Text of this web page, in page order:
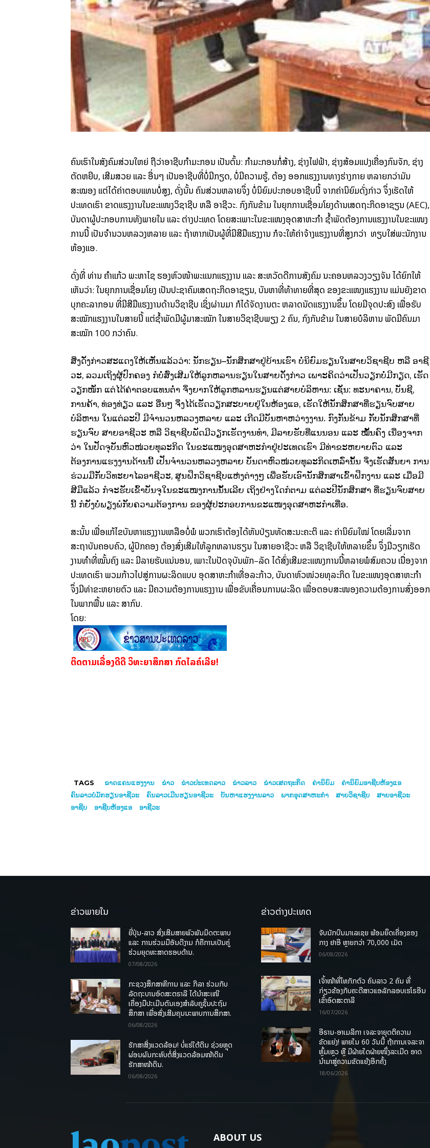
ຄົນເຮົາໃນສັງຄົມສ່ວນໃຫຍ່ ຖືວ່າອາຊີບກຳມະກອນ ເປັນຕົ້ນ: ກຳມະກອນກໍ່ສ້າງ, ຊ່າງໄຟຟ້າ, ຊ່າງສ້ອມແປງເຄື່ອງກົນຈັກ, ຊ່າງ
ຕັດຫຍີບ, ເສີມສວຍ ແລະ ອື່ນໆ ເປັນອາຊີບທີ່ບໍ່ມີກຽດ, ບໍ່ມີຄວາມຮູ້, ຕ້ອງ ອອກແຮງງານທາງຮ່າງກາຍ ຫລາຍກວ່າມັນ
ສະໝອງ ແຕ່ໄດ້ຄ່າຕອບແທນບໍ່ສູງ, ດັ່ງນັ້ນ ຄົນສ່ວນຫລາຍຈຶ່ງ ບໍ່ນິຍົມປະກອບອາຊີບນີ້ ຈາກຄ່ານິຍົມດັ່ງກ່າວ ຈຶ່ງເຮັດໃຫ້
ປະເທດເຮົາ ຂາດແຮງງານໃນຂະແໜງວິຊາຊີບ ຫລື ອາຊີວະ. ກົງກັນຂ້າມ ໃນຍຸກການເຊື່ອມໂຍງດ້ານເສດຖະກິດອາຊຽນ (AEC),
ບັນດາຜູ້ປະກອບການທັງພາຍໃນ ແລະ ຕ່າງປະເທດ ໂດຍສະເພາະໃນຂະແໜງອຸດສາຫະກຳ ຊ້ຳພັດຕ້ອງການແຮງງານໃນຂະແໜງ
ການນີ້ ເປັນຈຳນວນຫລວງຫລາຍ ແລະ ຖ້າຫາກເປັນຜູ້ທີ່ມີສີມືແຮງງານ ກໍຈະໃຫ້ຄ່າຈ້າງແຮງງານທີ່ສູງກວ່າ ທຽບໃສ່ພະນັກງານ
ຫ້ອງແອ.
ດັ່ງທີ່ ທ່ານ ຄຳແກ້ວ ພະຫາໄຊ ຮອງຫົວໜ້າພະແນກແຮງງານ ແລະ ສະຫວັດດີການສັງຄົມ ນະຄອນຫລວງວຽງຈັນ ໄດ້ຍົກໃຫ້
ເຫັນວ່າ: ໃນຍຸກການເຊື່ອມໂຍງ ເປັນປະຊາຄົມເສດຖະກິດອາຊຽນ, ບັນຫາທີ່ທ້າທາຍທີ່ສຸດ ຂອງຂະແໜງແຮງງານ ແມ່ນຍັງຂາດ
ບຸກຄະລາກອນ ທີ່ມີສີມືແຮງງານດ້ານວິຊາຊີບ ເຊິ່ງຜ່ານມາ ກໍໄດ້ຈັດງານຕະ ຫລາດນັດແຮງງານຂຶ້ນ ໂດຍມີຈຸດປະສົງ ເພື່ອຮັບ
ສະໝັກແຮງງານໃນສາຍນີ້ ແຕ່ຊ້ຳພັດມີຜູ້ມາສະໝັກ ໃນສາຍວິຊາຊີບພຽງ 2 ຄົນ, ກົງກັນຂ້າມ ໃນສາຍບໍລິຫານ ພັດມີຄົນມາ
ສະໝັກ 100 ກວ່າຄົນ.
ສິ່ງດັ່ງກ່າວສະແດງໃຫ້ເຫັນແລ້ວວ່າ: ນັກຮຽນ–ນັກສຶກສາຢູ່ບ້ານເຮົາ ບໍ່ນິຍົມຮຽນໃນສາຍວິຊາຊີບ ຫລື ອາຊີ
ວະ, ລວມເຖິງຜູ້ປົກຄອງ ກໍບໍ່ສົ່ງເສີມໃຫ້ລູກຫລານຮຽນໃນສາຍດັ່ງກ່າວ ເພາະຄິດວ່າເປັນວຽກບໍ່ມີກຽດ, ເຮັດ
ວຽກໜັກ ແຕ່ໄດ້ຄ່າຕອບແທນຕໍ່າ ຈຶ່ງຍາກໃຫ້ລູກຫລານຮຽນແຕ່ສາຍບໍລິຫານ: ເຊັ່ນ: ທະນາຄານ, ບັນຊີ,
ການຄ້າ, ທ່ອງທ່ຽວ ແລະ ອື່ນໆ ຈຶ່ງໄດ້ເຮັດວຽກສະບາຍຢູ່ໃນຫ້ອງແອ, ເຮັດໃຫ້ນັກສຶກສາທີ່ຮຽນຈົບສາຍ
ບໍລິຫານ ໃນແຕ່ລະປີ ມີຈຳນວນຫລວງຫລາຍ ແລະ ເກີດມີບັນຫາຫວ່າງງານ. ກົງກັນຂ້າມ ກັບນັກສຶກສາທີ່
ຮຽນຈົບ ສາຍອາຊີວະ ຫລື ວິຊາຊີບພັດມີວຽກເຮັດງານທຳ, ມີລາຍຮັບທີ່ແນນອນ ແລະ ໝັ້ນຄົງ ເນື່ອງຈາກ
ວ່າ ໃນປັດຈຸບັນຫົວໜ່ວຍທຸລະກິດ ໃນຂະແໜງອຸດສາຫະກຳຢູ່ປະເທດເຮົາ ມີທ່າຂະຫຍາຍຕົວ ແລະ
ຕ້ອງການແຮງງານດ້ານນີ້ ເປັນຈຳນວນຫລວງຫລາຍ ບັນດາຫົວໜ່ວຍທຸລະກິດເຫລົ່ານັ້ນ ຈຶ່ງເຮັດສັນຍາ ການ
ຮ່ວມມືກັບວິທະຍາໄລອາຊີວະ, ສູນຝຶກວິຊາຊີບແຫ່ງຕ່າງໆ ເພື່ອຮັບເອົານັກສຶກສາເຂົ້າຝຶກງານ ແລະ ເມື່ອມີ
ສີມືແລ້ວ ກໍຈະຮັບເຂົ້າບັນຈຸໃນຂະແໜງການນັ້ນເລີຍ ເຖິງຢ່າງໃດກໍຕາມ ແຕ່ລະປີນັກສຶກສາ ທີ່ຮຽນຈົບສາຍ
ນີ້ ກໍຍັງບໍ່ພຽງພໍກັບຄວາມຕ້ອງການ ຂອງຜູ້ປະກອບການຂະແໜງອຸດສາຫະກຳເທື່ອ.
ສະນັ້ນ ເພື່ອແກ້ໄຂບັນຫາແຮງງານເຫລືອບໍ່ພໍ ພວກເຮົາຕ້ອງໄດ້ຫັນປ່ຽນທັດສະນະຄະຕິ ແລະ ຄ່ານິຍົມໃໝ່ໂດຍເລີ່ມຈາກ
ສະຖາບັນຄອບຄົວ, ຜູ້ປົກຄອງ ຕ້ອງສົ່ງເສີມໃຫ້ລູກຫລານຮຽນ ໃນສາຍອາຊີວະ ຫລື ວິຊາຊີບໃຫ້ຫລາຍຂຶ້ນ ຈຶ່ງມີວຽກເຮັດ
ງານທຳທີ່ໝັ້ນຄົງ ແລະມີລາຍຮັບແນ່ນອນ, ເພາະໃນປັດຈຸບັນພັກ–ລັດ ໄດ້ສົ່ງເສີມຂະແໜງການນີ້ຫລາຍພໍສົມຄວນ ເນື່ອງຈາກ
ປະເທດເຮົາ ພວມກ້າວໄປສູ່ການຜະລິດແບບ ອຸດສາຫະກຳເທື່ອລະກ້າວ, ບັນດາຫົວໜ່ວຍທຸລະກິດ ໃນຂະແໜງອຸດສາຫະກຳ
ຈຶ່ງມີທ່າຂະຫຍາຍຕົວ ແລະມີຄວາມຕ້ອງການແຮງງານ ເພື່ອຂັບເຄື່ອນການຜະລິດ ເພື່ອຕອບສະໜອງຄວາມຕ້ອງການສົ່ງອອກ
ໃນພາກພື້ນ ແລະ ສາກົນ.
ໂດຍ:
ຕິດຕາມເລື່ອງດີດີ ວິທະຍາສຶກສາ ກົດໄລຄ໌ເລີຍ!
TAGS ຂາດແຄນແຮງງານ ຂ່າວ ຂ່າວປະເທດລາວ ຂ່າວລາວ ຂ່າວເສດຖະກິດ ຄ່ານິຍົມ
ຄ່ານິຍົມອາຊີບຫ້ອງແອ
ຄົນລາວບໍ່ມັກຮຽນອາຊີວະ
ຄົນລາວເມີນຮຽນອາຊີວະ ບັນຫາແຮງງານລາວ ພາກອຸດສາຫະກຳ ສາຍວິຊາຊີບ
ສາຍອາຊີວະ
ອາຊີບ
ອາຊີບຫ້ອງແອ ອາຊີວະ
ຂ່າວພາຍໃນ
ຍີ່ປຸ່ນ-ລາວ ສົ່ງເສີມສາຍພົວພັນມິດຕະພາບ
ແລະ ການຮ່ວມມືອັນດີງາມ ກໍຄືການເປັນຄູ່
ຮ່ວມຍຸດທະສາດຮອບດ້ານ.
07/08/2026
ກະຊວງສຶກສາທິການ ແລະ ກິລາ ຮ່ວມກັບ
ລັດຖະບານອົດສະຕຣາລີ ໄດ້ນຳສະເໜີ
ເຄື່ອງມືປະເມີນຕົນເອງສຳລັບຄູຊັ້ນປະຖົມ
ສຶກສາ ເພື່ອສົ່ງເສີມຄຸນນະພາບການສຶກສາ.
06/08/2026
ຮັກສາສິ່ງແວດລ້ອມ! ບໍ່ແຮ່ໃຕ້ດິນ ຊ່ວຍຫຼຸດ
ຜ່ອນຜົນກະທົບຕໍ່ສິ່ງແວດລ້ອມໜ້າດິນ
ຮັກສາໜ້າດິນ.
06/08/2026
ຂ່າວຕ່າງປະເທດ
ຈັບນັກບິນມາເລເຊຍ ພ້ອມຍຶດເຄື່ອງຂອງ
ກາງ ຢາອີ ຫຼາຍກວ່າ 70,000 ເມັດ
06/08/2026
ເຈົ້າໜ້າທີ່ໄທກັກຕົວ ຄົນລາວ 2 ຄົນ ທີ່
ກ່ຽວຂ້ອງກັບຄະດີສາວແອລັກລອບເຮໂຣອີນ
ເຂົ້າອົດສະຕາລີ
16/07/2026
ອີຣານ-ອາເມລິກາ ເຈລະຈາຍຸດຕິຄວາມ
ຂັດແຍ່ງ! ພາຍໃນ 60 ວັນນີ້ ຖ້າການເຈລະຈາ
ຫຼົ້ມເຫຼວ ຫຼື ມີຝ່າຍໃດຝ່າຍໜຶ່ງລະເມີດ ອາດ
ນໍາມາສູ່ຄວາມຂັດແຍ້ງອີກຄັ້ງ
18/06/2026
ABOUT US